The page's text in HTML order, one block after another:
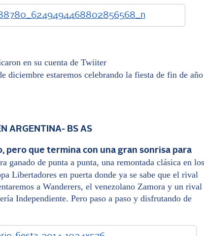
en su cuenta de Twiiter
diciembre estaremos celebrando la fiesta de fin de año
ARGENTINA- BS AS
pero que termina con una gran sonrisa para
ganado de punta a punta, una remontada clásica en los
Libertadores en puerta donde ya se sabe que el rival
a Wanderers, el venezolano Zamora y un rival
Independiente. Pero paso a paso y disfrutando de